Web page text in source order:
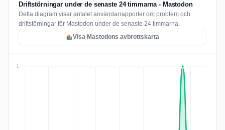
Driftstörningar under de senaste 24 timmarna - Mastodon
Detta diagram visar antalet användarrapporter om problem och
driftstörningar för Mastodon under de senaste 24 timmarna.
Visa Mastodons avbrottskarta